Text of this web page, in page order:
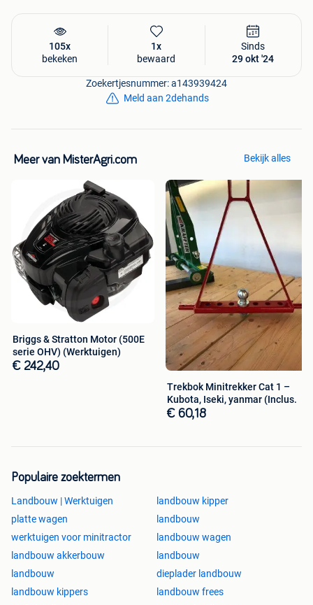
105x
bekeken
1x
bewaard
Sinds
29 okt '24
Zoekertjesnummer: a143939424
Meld aan 2dehands
Meer van MisterAgri.com Bekijk alles
Briggs & Stratton Motor (500E
serie OHV) (Werktuigen)
€ 242,40
Trekbok Minitrekker Cat 1 –
Kubota, Iseki, yanmar (Inclus.
€ 60,18
Populaire zoektermen
Landbouw | Werktuigen
landbouw kipper
platte wagen
landbouw
werktuigen voor minitractor
landbouw wagen
landbouw akkerbouw
landbouw
landbouw
dieplader landbouw
landbouw kippers
landbouw frees